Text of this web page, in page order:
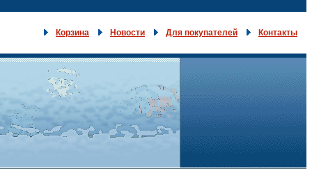
Корзина Новости Для покупателей Контакты